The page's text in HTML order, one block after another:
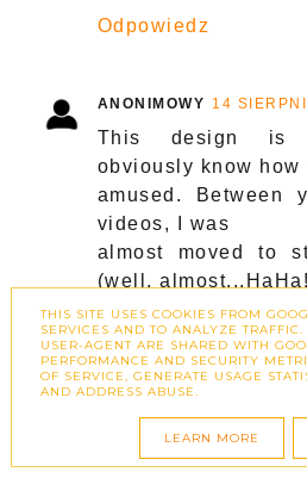
Odpowiedz
ANONIMOWY 14
This design is
obviously know how
amused. Between
videos, I was
almost moved to
(well,
I really enjoyed
and more than that,
it.
Too cool!
Odpowiedz
THIS SITE USES COOKIES FROM
SERVICES AND TO ANALYZE
USER-AGENT ARE SHARED WITH
PERFORMANCE AND SECURITY
OF SERVICE, GENERATE USAGE
AND ADDRESS ABUSE.
LEARN MORE